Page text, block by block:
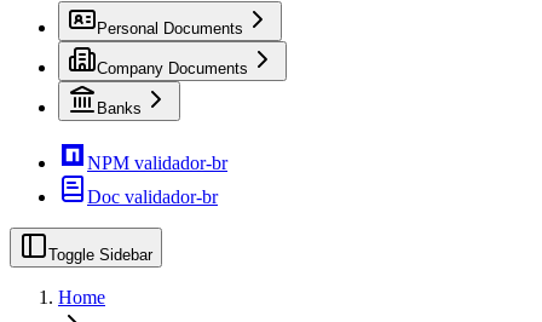
Personal Documents
Company Documents
Banks
NPM validador-br
Doc validador-br
Toggle Sidebar
Home